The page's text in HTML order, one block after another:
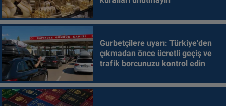
Gurbetçilere uyarı: Türkiye'den
çıkmadan önce ücretli geçiş ve
trafik borcunuzu kontrol edin